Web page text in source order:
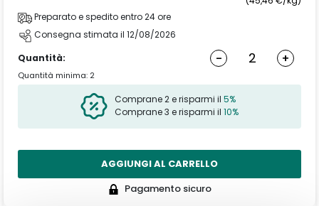
Preparato e spedito entro 24 ore
Consegna stimata il 12/08/2026
Quantità:
- +
Quantità minima: 2
Comprane 2 e risparmi il 5%
Comprane 3 e risparmi il 10%
AGGIUNGI AL CARRELLO
Pagamento sicuro